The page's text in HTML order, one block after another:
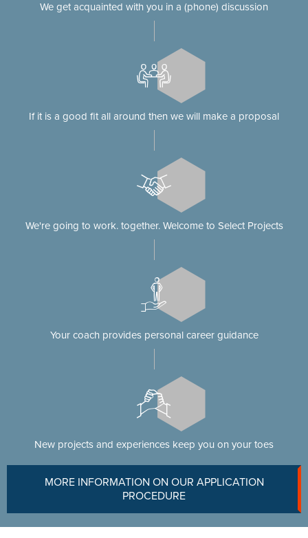
We get acquainted with you in a (phone) discussion
If it is a good fit all around then we will make a proposal
We're going to work. together. Welcome to Select Projects
Your coach provides personal career guidance
New projects and experiences keep you on your toes
MORE INFORMATION ON OUR APPLICATION
PROCEDURE